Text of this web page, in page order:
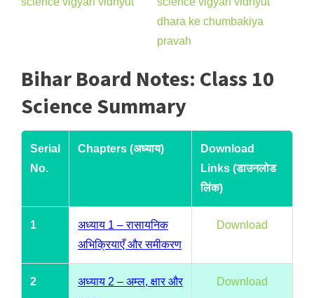
Bihar Board Notes: Class 10
Science Summary
Serial
No.
Chapters (अध्याय)
Download
Links (डाउनलोड
लिंक)
1
अध्याय 1 – रासायनिक
अभिक्रियाएँ और समीकरण
Download
2
अध्याय 2 – अम्ल, क्षार और
Download